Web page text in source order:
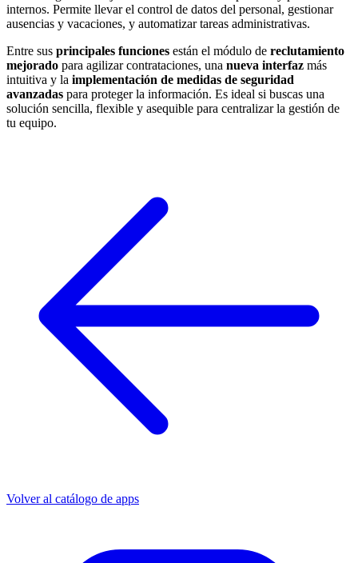
internos. Permite llevar el control de datos del personal, gestionar
ausencias y vacaciones, y automatizar tareas administrativas.
Entre sus principales funciones están el módulo de reclutamiento
mejorado para agilizar contrataciones, una nueva interfaz más
intuitiva y la implementación de medidas de seguridad
avanzadas para proteger la información. Es ideal si buscas una
solución sencilla, flexible y asequible para centralizar la gestión de
tu equipo.
Volver al catálogo de apps